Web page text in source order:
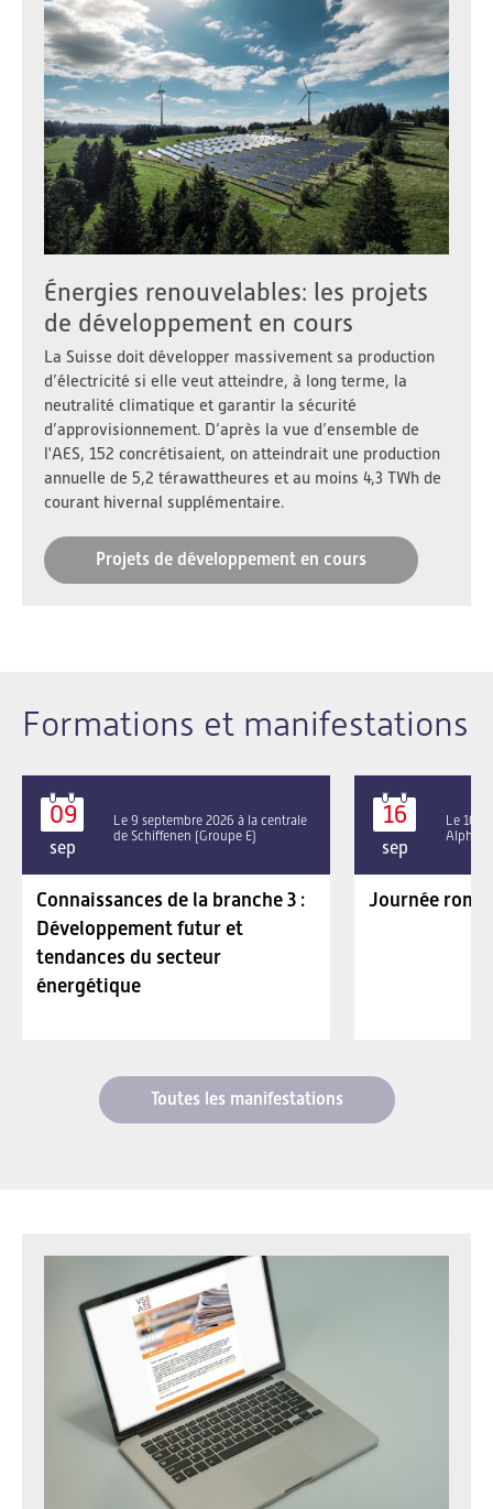
Énergies renouvelables: les projets
de développement en cours
La Suisse doit développer massivement sa production
d’électricité si elle veut atteindre, à long terme, la
neutralité climatique et garantir la sécurité
d’approvisionnement. D’après la vue d’ensemble de
l'AES, 152 concrétisaient, on atteindrait une production
annuelle de 5,2 térawattheures et au moins 4,3 TWh de
courant hivernal supplémentaire.
Projets de développement en cours
Formations et manifestations
09
sep
Le 9 septembre 2026 à la centrale
de Schiffenen (Groupe E)
Connaissances de la branche 3 :
Développement futur et
tendances du secteur
énergétique
16
sep
Le 16
Alpha
Journée
Toutes les manifestations